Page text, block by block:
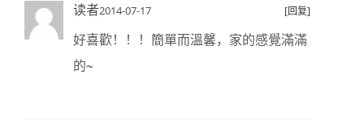
读者2014-07-17 [回复]
好喜歡！！！簡單而溫馨，家的感覺滿滿
的~